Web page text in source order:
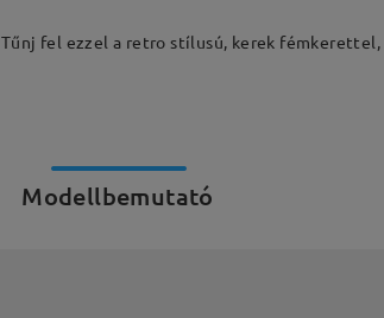
fel ezzel a retro stílusú, kerek
Modellbemutató